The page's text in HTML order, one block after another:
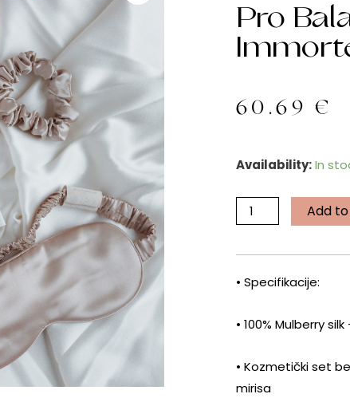
Pro
60.69€
Availability:In
Balance
Duo
Set
x
StarSilk
Add
• Specifikacije:
• 100% Mulberry
• Kozmetički set
mirisa